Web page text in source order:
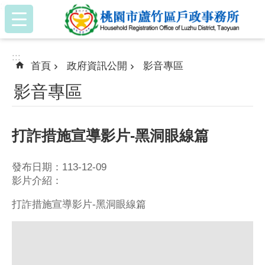
跳到主要內容區塊
:::
:::
首頁 政府資訊公開 影音專區
影音專區
打詐措施宣導影片-黑洞眼線篇
發布日期：113-12-09
影片介紹：
打詐措施宣導影片-黑洞眼線篇